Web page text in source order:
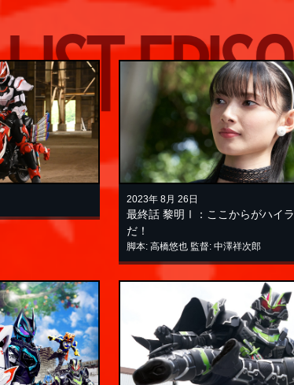
2023年 8月 26日
最終話黎明Ⅰ：ここからがハイ
だ！
脚本: 高橋悠也 監督: 中澤祥次郎